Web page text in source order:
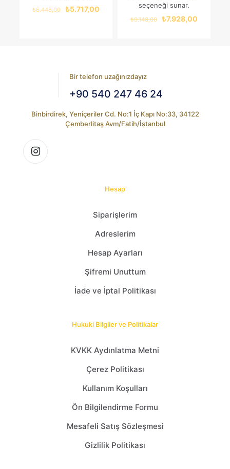
₺6.448,00
Orijinal
₺5.717,00
seçeneği sunar.
₺9.148,00
Orijinal
₺7.928,00
Bir telefon uzağınızdayız
+90 540 247 46 24
Binbirdirek, Yeniçeriler Cd. No:1 İç Kapı No:33, 34122
Çemberlitaş Avm/Fatih/İstanbul
Hesap
Siparişlerim
Adreslerim
Hesap Ayarları
Şifremi Unuttum
İade ve İptal Politikası
Hukuki Bilgiler ve Politikalar
KVKK Aydınlatma Metni
Çerez Politikası
Kullanım Koşulları
Ön Bilgilendirme Formu
Mesafeli Satış Sözleşmesi
Gizlilik Politikası